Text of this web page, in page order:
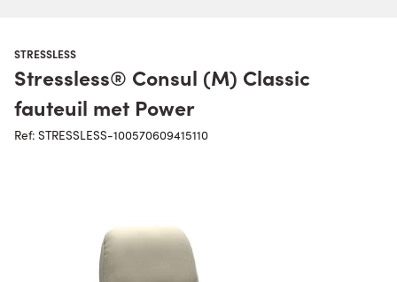
STRESSLESS
Stressless® Consul (M) Classic
fauteuil met Power
Ref: STRESSLESS-100570609415110